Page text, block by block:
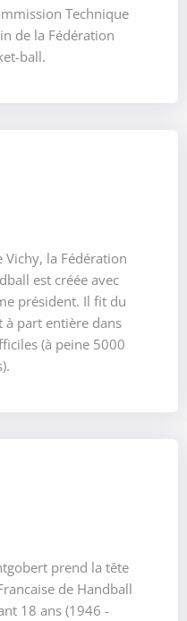
Technique
de la Fédération
ball.
Vichy, la Fédération
est créée avec
président. Il fit du
part entière dans
(à peine 5000
prend la tête
de Handball
18 ans (1946 -